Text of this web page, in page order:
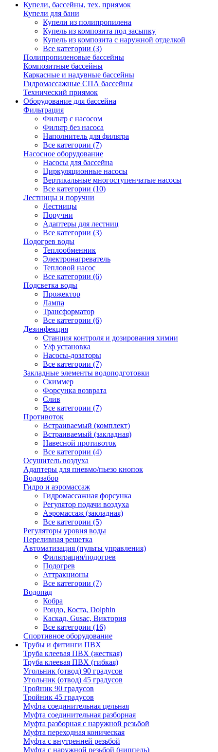
Купели, бассейны, тех. приямок
Купели для бани
Купели из полипропилена
Купель из композита под засыпку
Купель из композита с наружной отделкой
Все категории (3)
Полипропиленовые бассейны
Композитные бассейны
Каркасные и надувные бассейны
Гидромассажные СПА бассейны
Технический приямок
Оборудование для бассейна
Фильтрация
Фильтр с насосом
Фильтр без насоса
Наполнитель для фильтра
Все категории (7)
Насосное оборудование
Насосы для бассейна
Циркуляционные насосы
Вертикальные многоступенчатые насосы
Все категории (10)
Лестницы и поручни
Лестницы
Поручни
Адаптеры для лестниц
Все категории (3)
Подогрев воды
Теплообменник
Электронагреватель
Тепловой насос
Все категории (6)
Подсветка воды
Прожектор
Лампа
Трансформатор
Все категории (6)
Дезинфекция
Станция контроля и дозирования химии
У/ф установка
Насосы-дозаторы
Все категории (7)
Закладные элементы водоподготовки
Скиммер
Форсунка возврата
Слив
Все категории (7)
Противоток
Встраиваемый (комплект)
Встраиваемый (закладная)
Навесной противоток
Все категории (4)
Осушитель воздуха
Адаптеры для пневмо/пьезо кнопок
Водозабор
Гидро и аэромассаж
Гидромассажная форсунка
Регулятор подачи воздуха
Аэромассаж (закладная)
Все категории (5)
Регуляторы уровня воды
Переливная решетка
Автоматизация (пульты управления)
Фильтрация/подогрев
Подогрев
Аттракционы
Все категории (7)
Водопад
Кобра
Рондо, Коста, Dolphin
Каскад, Gusac, Виктория
Все категории (16)
Спортивное оборудование
Трубы и фитинги ПВХ
Труба клеевая ПВХ (жесткая)
Труба клеевая ПВХ (гибкая)
Угольник (отвод) 90 градусов
Угольник (отвод) 45 градусов
Тройник 90 градусов
Тройник 45 градусов
Муфта соединительная цельная
Муфта соединительная разборная
Муфта разборная с наружной резьбой
Муфта переходная коническая
Муфта с внутренней резьбой
Муфта с наружной резьбой (ниппель)